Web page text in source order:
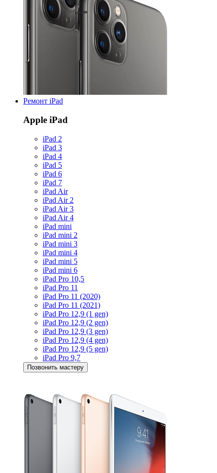
Ремонт iPad
Apple iPad
iPad 2
iPad 3
iPad 4
iPad 5
iPad 6
iPad 7
iPad Air
iPad Air 2
iPad Air 3
iPad Air 4
iPad mini
iPad mini 2
iPad mini 3
iPad mini 4
iPad mini 5
iPad mini 6
iPad Pro 10,5
iPad Pro 11
iPad Pro 11 (2020)
iPad Pro 11 (2021)
iPad Pro 12,9 (1 gen)
iPad Pro 12,9 (2 gen)
iPad Pro 12,9 (3 gen)
iPad Pro 12,9 (4 gen)
iPad Pro 12,9 (5 gen)
iPad Pro 9,7
Позвонить мастеру